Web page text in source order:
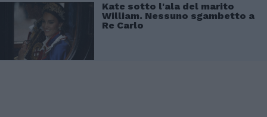
Kate sotto l'ala del marito
William. Nessuno sgambetto a
Re Carlo